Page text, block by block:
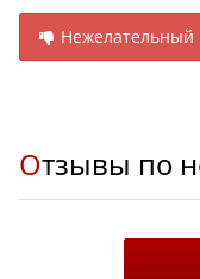
Нежелательный
Отзывы по